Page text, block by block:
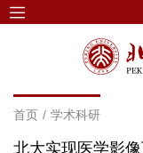
首页 / 学术科研
北大实现医学影